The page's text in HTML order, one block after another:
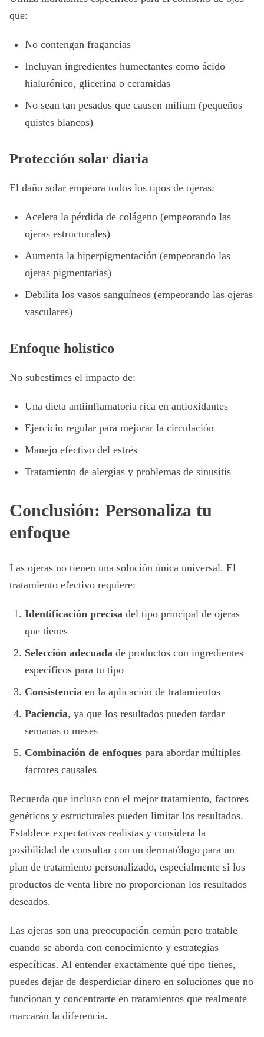
que:
No contengan fragancias
Incluyan ingredientes humectantes como ácido
hialurónico, glicerina o ceramidas
No sean tan pesados que causen milium (pequeños
quistes blancos)
Protección solar diaria
El daño solar empeora todos los tipos de ojeras:
Acelera la pérdida de colágeno (empeorando las
ojeras estructurales)
Aumenta la hiperpigmentación (empeorando las
ojeras pigmentarias)
Debilita los vasos sanguíneos (empeorando las ojeras
vasculares)
Enfoque holístico
No subestimes el impacto de:
Una dieta antiinflamatoria rica en antioxidantes
Ejercicio regular para mejorar la circulación
Manejo efectivo del estrés
Tratamiento de alergias y problemas de sinusitis
Conclusión: Personaliza tu
enfoque
Las ojeras no tienen una solución única universal. El
tratamiento efectivo requiere:
Identificación precisa del tipo principal de ojeras
que tienes
Selección adecuada de productos con ingredientes
específicos para tu tipo
Consistencia en la aplicación de tratamientos
Paciencia, ya que los resultados pueden tardar
semanas o meses
Combinación de enfoques para abordar múltiples
factores causales
Recuerda que incluso con el mejor tratamiento, factores
genéticos y estructurales pueden limitar los resultados.
Establece expectativas realistas y considera la
posibilidad de consultar con un dermatólogo para un
plan de tratamiento personalizado, especialmente si los
productos de venta libre no proporcionan los resultados
deseados.
Las ojeras son una preocupación común pero tratable
cuando se aborda con conocimiento y estrategias
específicas. Al entender exactamente qué tipo tienes,
puedes dejar de desperdiciar dinero en soluciones que no
funcionan y concentrarte en tratamientos que realmente
marcarán la diferencia.